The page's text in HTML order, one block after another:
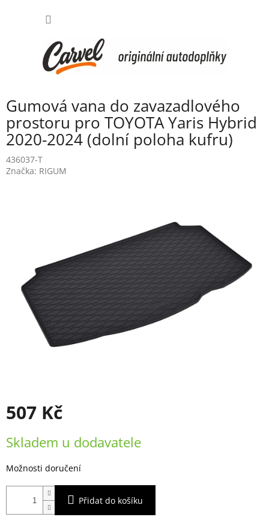
Gumová vana do zavazadlového
prostoru pro TOYOTA Yaris Hybrid
2020-2024 (dolní poloha kufru)
436037-T
Značka: RIGUM
507 Kč
cena:
Skladem u dodavatele
Možnosti doručení
Přidat do košíku